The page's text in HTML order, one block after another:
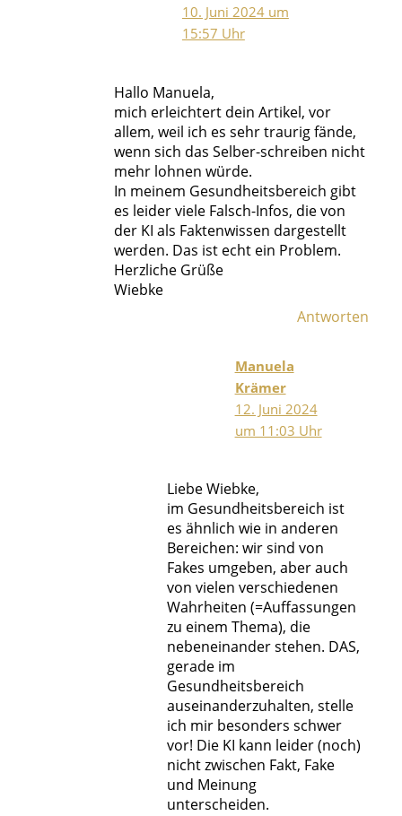
10. Juni 2024 um
15:57 Uhr
Hallo Manuela,
mich erleichtert dein Artikel, vor
allem, weil ich es sehr traurig fände,
wenn sich das Selber-schreiben nicht
mehr lohnen würde.
In meinem Gesundheitsbereich gibt
es leider viele Falsch-Infos, die von
der KI als Faktenwissen dargestellt
werden. Das ist echt ein Problem.
Herzliche Grüße
Wiebke
Antworten
Manuela
Krämer
12. Juni 2024
um 11:03 Uhr
Liebe Wiebke,
im Gesundheitsbereich ist
es ähnlich wie in anderen
Bereichen: wir sind von
Fakes umgeben, aber auch
von vielen verschiedenen
Wahrheiten (=Auffassungen
zu einem Thema), die
nebeneinander stehen. DAS,
gerade im
Gesundheitsbereich
auseinanderzuhalten, stelle
ich mir besonders schwer
vor! Die KI kann leider (noch)
nicht zwischen Fakt, Fake
und Meinung
unterscheiden.